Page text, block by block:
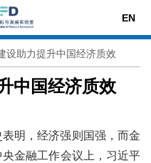
EN
设助力提升中国经济质效
中国经济质效
明，经济强则国强，而金
金融工作会议上，习近平